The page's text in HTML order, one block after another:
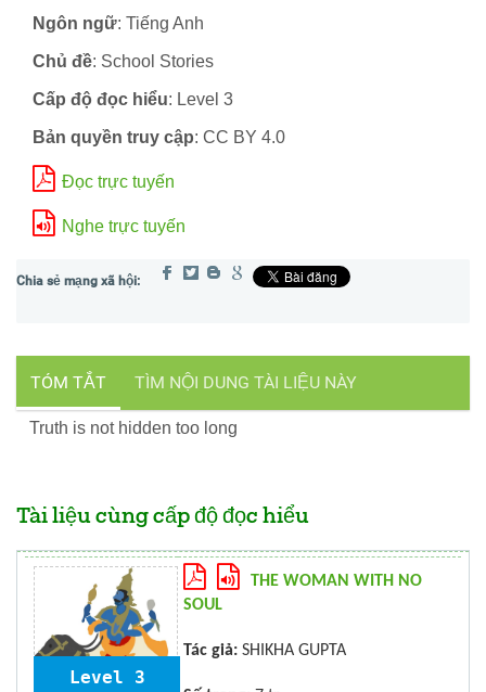
Ngôn ngữ: Tiếng Anh
Chủ đề: School Stories
Cấp độ đọc hiểu: Level 3
Bản quyền truy cập: CC BY 4.0
Đọc trực tuyến
Nghe trực tuyến
TÓM TẮT TÌM NỘI DUNG TÀI LIỆU NÀY
Truth is not hidden too long
Tài liệu cùng cấp độ đọc hiểu
Level 3
THE WOMAN WITH NO
SOUL
Tác giả: SHIKHA GUPTA